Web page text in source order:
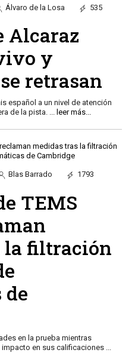
Álvaro de la Losa
535
Alcaraz
y
retrasan
español a un nivel de atención
de la pista. ... leer más...
Blas Barrado
1793
TEMS
la filtración
en la prueba mientras
en sus calificaciones